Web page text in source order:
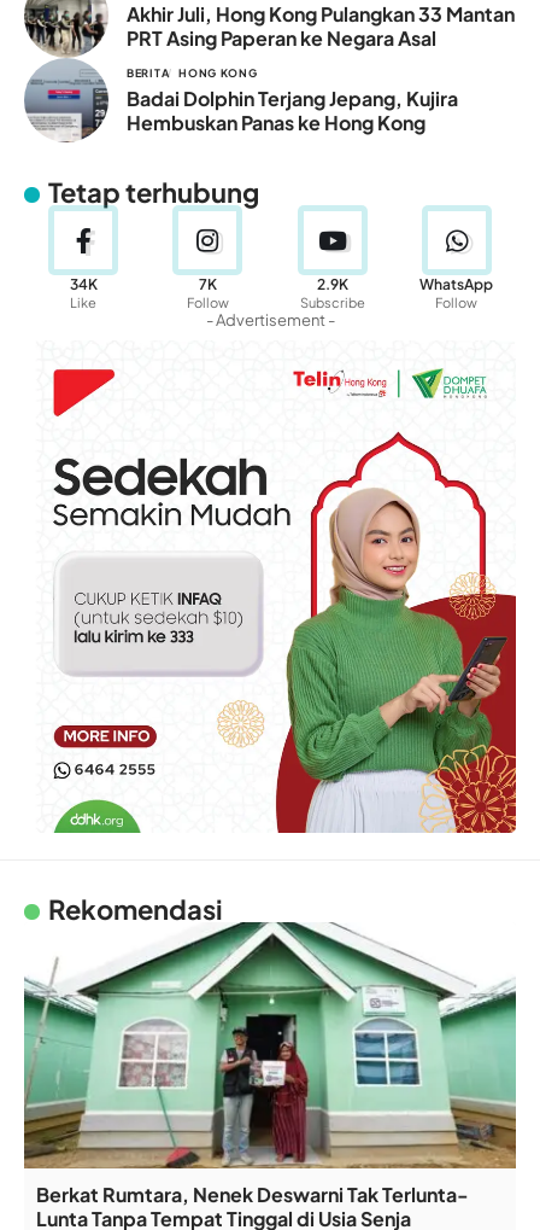
Akhir Juli, Hong Kong Pulangkan 33 Mantan
PRT Asing Paperan ke Negara Asal
BERITA HONG KONG
Badai Dolphin Terjang Jepang, Kujira
Hembuskan Panas ke Hong Kong
Tetap terhubung
34K
Like
7K
Follow
2.9K
Subscribe
WhatsApp
Follow
- Advertisement -
Rekomendasi
Berkat Rumtara, Nenek Deswarni Tak Terlunta-
Lunta Tanpa Tempat Tinggal di Usia Senja